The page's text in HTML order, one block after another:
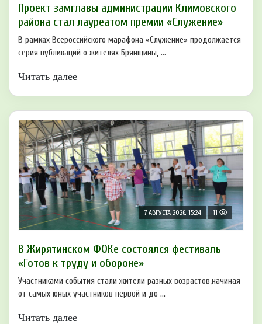
Проект замглавы администрации Климовского
района стал лауреатом премии «Служение»
В рамках Всероссийского марафона «Служение» продолжается
серия публикаций о жителях Брянщины, ...
Читать далее
7 АВГУСТА 2026, 15:24 11
В Жирятинском ФОКе состоялся фестиваль
«Готов к труду и обороне»
Участниками события стали жители разных возрастов,начиная
от самых юных участников первой и до ...
Читать далее